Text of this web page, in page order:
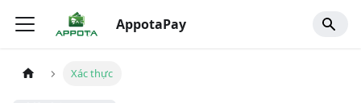
AppotaPay
Xác thực